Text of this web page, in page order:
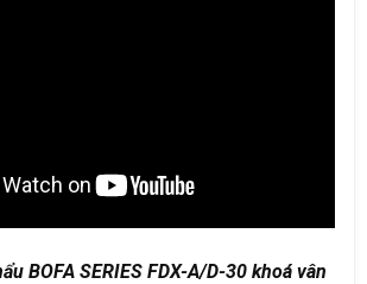
BOFA SERIES FDX-A/D-30 khoá vân